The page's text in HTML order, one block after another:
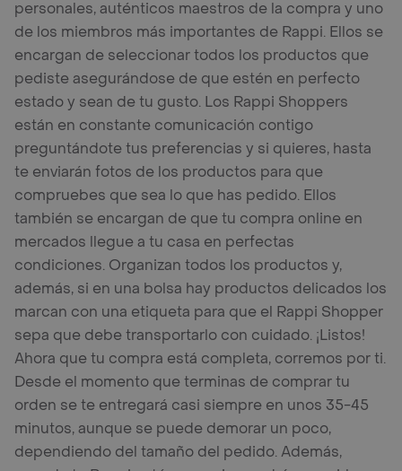
personales, auténticos maestros de la compra y uno
de los miembros más importantes de Rappi. Ellos se
encargan de seleccionar todos los productos que
pediste asegurándose de que estén en perfecto
estado y sean de tu gusto. Los Rappi Shoppers
están en constante comunicación contigo
preguntándote tus preferencias y si quieres, hasta
te enviarán fotos de los productos para que
compruebes que sea lo que has pedido. Ellos
también se encargan de que tu compra online en
mercados llegue a tu casa en perfectas
condiciones. Organizan todos los productos y,
además, si en una bolsa hay productos delicados los
marcan con una etiqueta para que el Rappi Shopper
sepa que debe transportarlo con cuidado. ¡Listos!
Ahora que tu compra está completa, corremos por ti.
Desde el momento que terminas de comprar tu
orden se te entregará casi siempre en unos 35-45
minutos, aunque se puede demorar un poco,
dependiendo del tamaño del pedido. Además,